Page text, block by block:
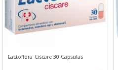
Lactoflora Ciscare 30 Capsulas